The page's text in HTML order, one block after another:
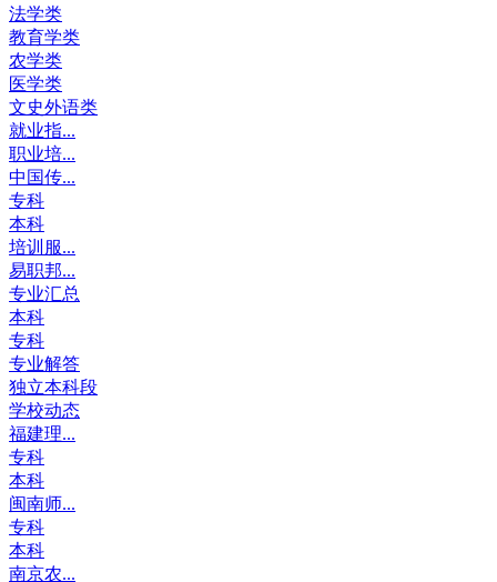
法学类
教育学类
农学类
医学类
文史外语类
就业指...
职业培...
中国传...
专科
本科
培训服...
易职邦...
专业汇总
本科
专科
专业解答
独立本科段
学校动态
福建理...
专科
本科
闽南师...
专科
本科
南京农...